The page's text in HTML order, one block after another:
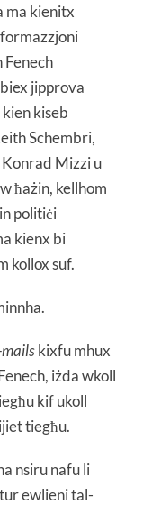
ma kienitx
Fenech
jipprova
kiseb
Schembri,
Mizzi u
ħażin, kellhom
politiċi
kienx bi
kollox suf.
kixfu mhux
iżda wkoll
kif ukoll
tiegħu.
nsiru nafu li
ewlieni tal-